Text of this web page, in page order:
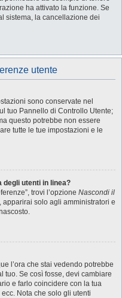
ha attivato la funzione. Se
sistema, la cancellazione dei
utente
sono conservate nel
tuo Pannello di Controllo Utente;
questo potrebbe non essere
tutte le tue impostazioni e le
degli utenti in linea?
trovi l’opzione Nascondi il
apparirai solo agli amministratori e
l’ora che stai vedendo potrebbe
tuo. Se così fosse, devi cambiare
e farlo coincidere con la tua
Nota che solo gli utenti